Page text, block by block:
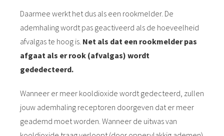
Daarmee werkt het dus als een rookmelder. De
ademhaling wordt pas geactiveerd als de hoeveelheid
afvalgas te hoog is. Net als dat een rookmelder pas
afgaat als er rook (afvalgas) wordt
gededecteerd.
Wanneer er meer kooldioxide wordt gedecteerd, zullen
jouw ademhaling receptoren doorgeven dat er meer
geademd moet worden. Wanneer de uitwas van